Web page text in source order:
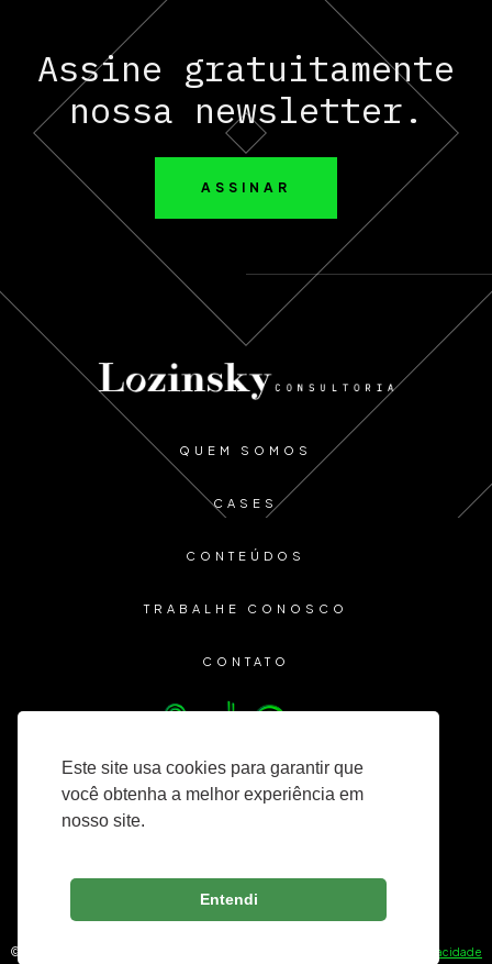
Assine gratuitamente
nossa newsletter.
ASSINAR
QUEM SOMOS
CASES
CONTEÚDOS
TRABALHE CONOSCO
CONTATO
© 2025 Lozinsky Consultoria — Todos os direitos reservados. — Política de Privacidade
Este site usa cookies para garantir que
você obtenha a melhor experiência em
nosso site.
Entendi